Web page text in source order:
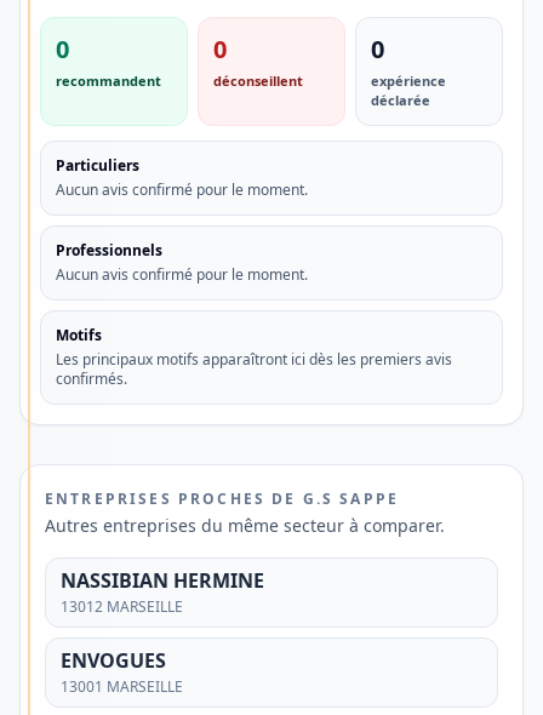
0
recommandent
0
déconseillent
0
expérience
déclarée
Particuliers
Aucun avis confirmé pour le moment.
Professionnels
Aucun avis confirmé pour le moment.
Motifs
Les principaux motifs apparaîtront ici dès les premiers avis
confirmés.
ENTREPRISES PROCHES DE G.S SAPPE
Autres entreprises du même secteur à comparer.
NASSIBIAN HERMINE
13012 MARSEILLE
ENVOGUES
13001 MARSEILLE
Découvrez
une
alternative
aux
banques
traditionnelles
Vous
un
compte
simple,
moderne
et
adapté
à
votre
quotidien
?
Découvrez